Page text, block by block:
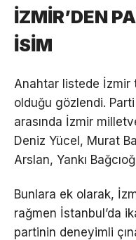
İZMİR’DEN
İSİM
Anahtar listede İzmir
olduğu gözlendi.
arasında İzmir
Deniz Yücel, Murat
Arslan, Yankı
Bunlara ek olarak,
rağmen İstanbul’da
partinin deneyimli